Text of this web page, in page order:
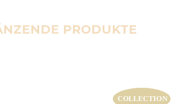
PRODUKTE